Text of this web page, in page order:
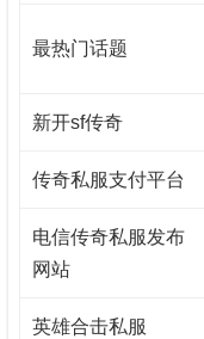
最热门话题
新开sf传奇
传奇私服支付平台
电信传奇私服发布
网站
英雄合击私服